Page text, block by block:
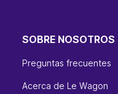
SOBRE NOSOTROS
Preguntas frecuentes
Acerca de Le Wagon